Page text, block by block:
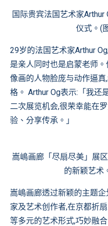
国际贵宾法国艺术家
仪式。(
29岁的法国艺术家Arthur
是亲人同时也是启蒙老师
像画的人物脸庞与动作逼
格。 Arthur Og表示:「我还
二次展览机会,很荣幸能在
验、分享传承。」
嵩嶋画廊「尽扇尽美」展
的新颖艺术
嵩嶋画廊透过新颖的主题
家及艺术创作者,在京都折
等多元的艺术形式,巧妙融